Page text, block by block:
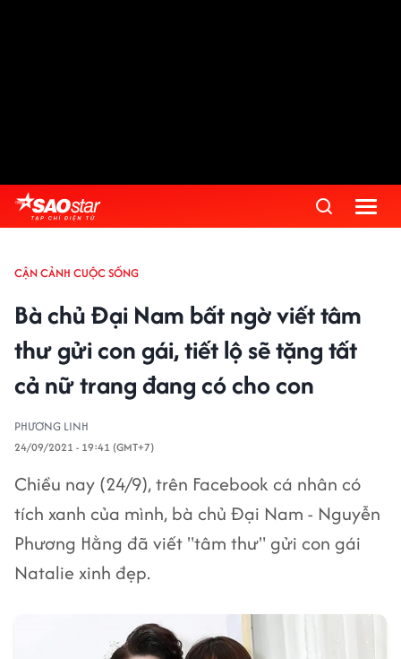
CẬN CẢNH CUỘC SỐNG
Bà chủ Đại Nam bất ngờ viết tâm
thư gửi con gái, tiết lộ sẽ tặng tất
cả nữ trang đang có cho con
PHƯƠNG LINH
24/09/2021 - 19:41 (GMT+7)
Chiều nay (24/9), trên Facebook cá nhân có
tích xanh của mình, bà chủ Đại Nam - Nguyễn
Phương Hằng đã viết "tâm thư" gửi con gái
Natalie xinh đẹp.